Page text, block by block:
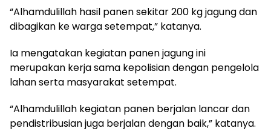
“Alhamdulillah hasil panen sekitar 200 kg jagung dan
dibagikan ke warga setempat,” katanya.
Ia mengatakan kegiatan panen jagung ini
merupakan kerja sama kepolisian dengan pengelola
lahan serta masyarakat setempat.
“Alhamdulillah kegiatan panen berjalan lancar dan
pendistribusian juga berjalan dengan baik,” katanya.